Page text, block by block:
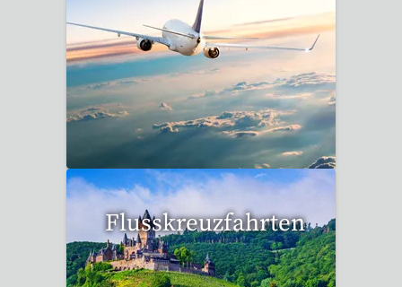
15 Reisen gefunden
Flusskreuzfahrten